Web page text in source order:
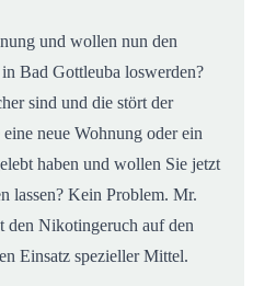
und wollen nun den
Bad Gottleuba loswerden?
sind und die stört der
neue Wohnung oder ein
haben und wollen Sie jetzt
lassen? Kein Problem. Mr.
den Nikotingeruch auf den
Einsatz spezieller Mittel.